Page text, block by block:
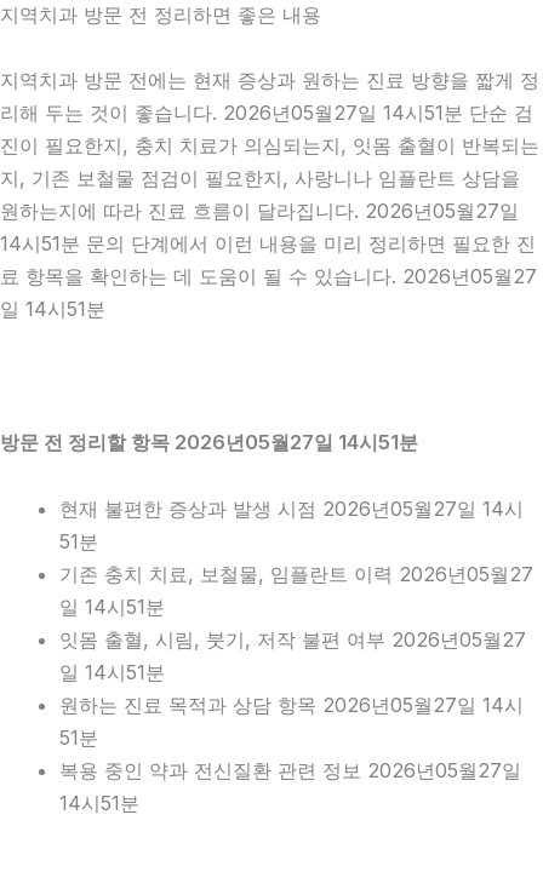
지역치과 방문 전 정리하면 좋은 내용
지역치과 방문 전에는 현재 증상과 원하는 진료 방향을 짧게 정
리해 두는 것이 좋습니다. 2026년05월27일 14시51분 단순 검
진이 필요한지, 충치 치료가 의심되는지, 잇몸 출혈이 반복되는
지, 기존 보철물 점검이 필요한지, 사랑니나 임플란트 상담을
원하는지에 따라 진료 흐름이 달라집니다. 2026년05월27일
14시51분 문의 단계에서 이런 내용을 미리 정리하면 필요한 진
료 항목을 확인하는 데 도움이 될 수 있습니다. 2026년05월27
일 14시51분
방문 전 정리할 항목 2026년05월27일 14시51분
현재 불편한 증상과 발생 시점 2026년05월27일 14시
51분
기존 충치 치료, 보철물, 임플란트 이력 2026년05월27
일 14시51분
잇몸 출혈, 시림, 붓기, 저작 불편 여부 2026년05월27
일 14시51분
원하는 진료 목적과 상담 항목 2026년05월27일 14시
51분
복용 중인 약과 전신질환 관련 정보 2026년05월27일
14시51분